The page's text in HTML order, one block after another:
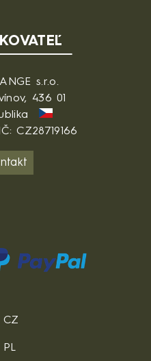
s.r.o.
436 01
CZ28719166
CZ
PL